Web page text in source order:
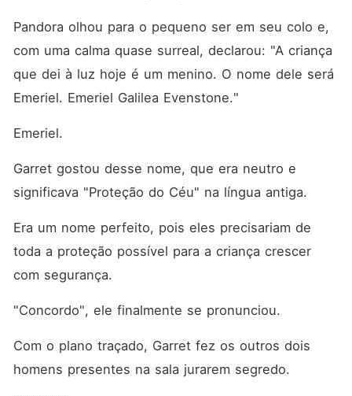
Pandora olhou para o pequeno ser em seu colo e,
com uma calma quase surreal, declarou: "A criança
que dei à luz hoje é um menino. O nome dele será
Emeriel. Emeriel Galilea Evenstone."
Emeriel.
Garret gostou desse nome, que era neutro e
significava "Proteção do Céu" na língua antiga.
Era um nome perfeito, pois eles precisariam de
toda a proteção possível para a criança crescer
com segurança.
"Concordo", ele finalmente se pronunciou.
Com o plano traçado, Garret fez os outros dois
homens presentes na sala jurarem segredo.